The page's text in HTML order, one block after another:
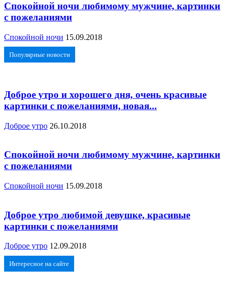
Спокойной ночи любимому мужчине, картинки
с пожеланиями
Спокойной ночи 15.09.2018
Популярные новости
Доброе утро и хорошего дня, очень красивые
картинки с пожеланиями, новая...
Доброе утро 26.10.2018
Спокойной ночи любимому мужчине, картинки
с пожеланиями
Спокойной ночи 15.09.2018
Доброе утро любимой девушке, красивые
картинки с пожеланиями
Доброе утро 12.09.2018
Интересное на сайте